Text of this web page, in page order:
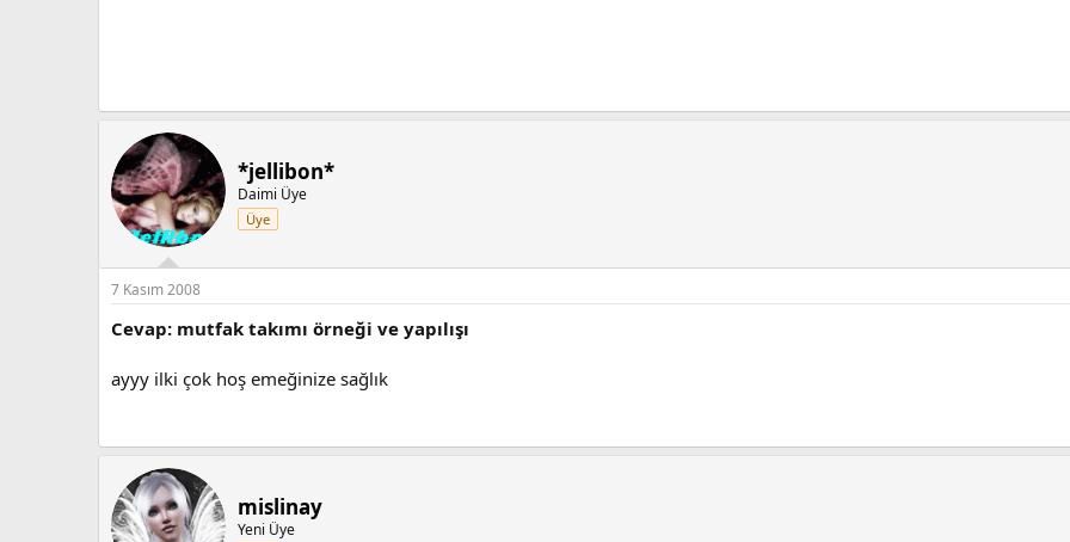
*jellibon*
Daimi Üye
Üye
7 Kasım 2008
Cevap: mutfak takımı örneği ve yapılışı
ayyy ilki çok hoş emeğinize sağlık
mislinay
Yeni Üye